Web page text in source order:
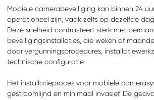
Mobiele camerabeveiliging kan binnen 24
operationeel zijn, vaak zelfs op dezelfde
Deze snelheid contrasteert sterk met
beveiligingsinstallaties, die weken of
door vergunningsprocedures,
technische configuratie.
Het installatieproces voor mobiele
gestroomlijnd en minimaal invasief. De